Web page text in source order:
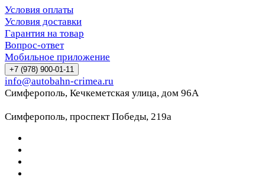
Условия оплаты
Условия доставки
Гарантия на товар
Вопрос-ответ
Мобильное приложение
+7 (978) 900-01-11
info@autobahn-crimea.ru
Симферополь, Кечкеметская улица, дом 96А
Симферополь, проспект Победы, 219а